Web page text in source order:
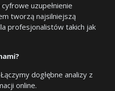
uzupełnienie
tworzą najsilniejszą
profesjonalistów takich jak
Łączymy dogłębne analizy z
online.